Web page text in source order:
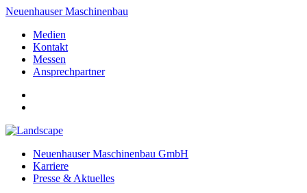
Neuenhauser Maschinenbau
Medien
Kontakt
Messen
Ansprechpartner
Neuenhauser Maschinenbau GmbH
Karriere
Presse & Aktuelles